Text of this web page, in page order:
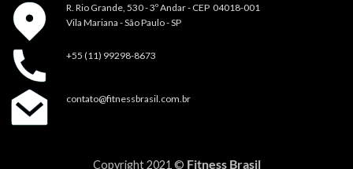
R. Rio Grande, 530 - 3º Andar - CEP 04018-001
Vila Mariana - São Paulo - SP
+55 (11) 99298-8673
contato@fitnessbrasil.com.br
Copyright 2021 © Fitness Brasil